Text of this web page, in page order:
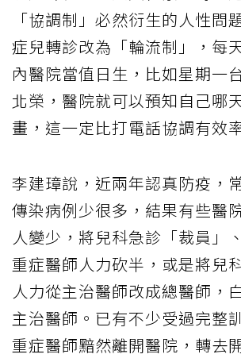
「協調制」必然衍生的人性問
症兒轉診改為「輪流制」，每
內醫院當值日生，比如星期一
北榮，醫院就可以預知自己哪
畫，這一定比打電話協調有效
李建璋說，近兩年認真防疫，
傳染病例少很多，結果有些醫
人變少，將兒科急診「裁員」
重症醫師人力砍半，或是將兒
人力從主治醫師改成總醫師，
主治醫師。已有不少受過完整
重症醫師黯然離開醫院，轉去